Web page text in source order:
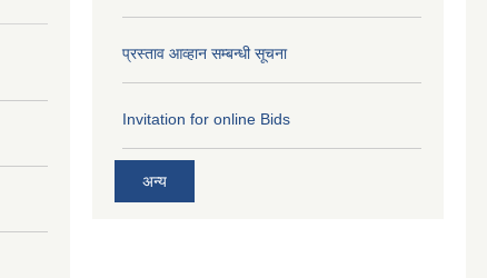
प्रस्ताव आव्हान सम्बन्धी सूचना
Invitation for online Bids
अन्य